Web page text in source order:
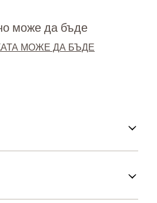
може да бъде
МОЖЕ ДА БЪДЕ